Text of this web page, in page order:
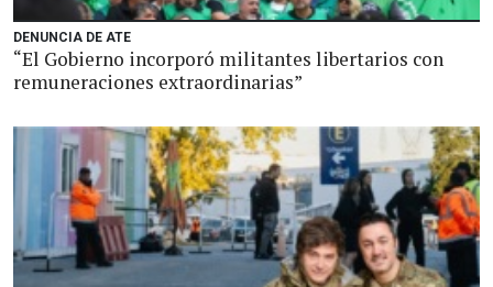
DENUNCIA DE ATE
“El Gobierno incorporó militantes libertarios con
remuneraciones extraordinarias”